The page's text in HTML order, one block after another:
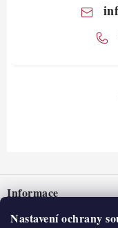
Nastavení ochrany
pInformace
Nepřevzetí zásilky na